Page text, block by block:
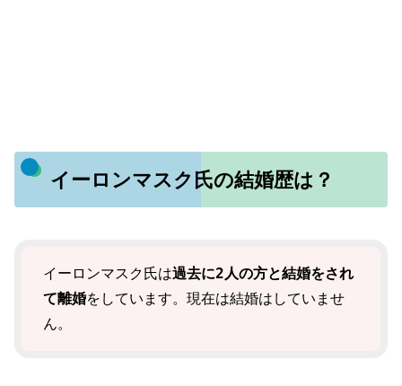
イーロンマスク氏の結婚歴は？
イーロンマスク氏は過去に2人の方と結婚をされ
て離婚をしています。現在は結婚はしていませ
ん。